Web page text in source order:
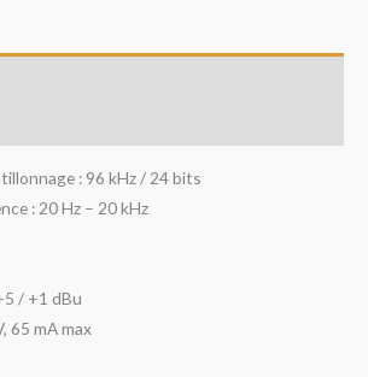
: 96 kHz / 24 bits
: 20 Hz – 20 kHz
/ +1 dBu
65 mA max